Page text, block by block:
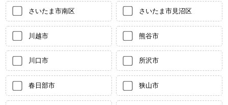
さいたま市南区 さいたま市見沼区
川越市 熊谷市
川口市 所沢市
春日部市 狭山市